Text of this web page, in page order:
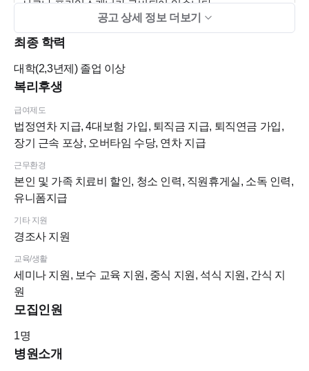
시로나 프라임스캐너가 구비되어 있습니다
원장님을 비롯한 퍼펙트치과의 가족들은 열렬한 환영의 준
비가 되어있으니 주저마시고 지원 부탁드려요^^
공고 상세 정보 더보기
최종 학력
대학(2,3년제)졸업 이상
복리후생
급여제도
법정연차 지급, 4대보험 가입, 퇴직금 지급, 퇴직연금 가입,
장기 근속 포상, 오버타임 수당, 연차 지급
근무환경
본인 및 가족 치료비 할인, 청소 인력, 직원휴게실, 소독 인력,
유니폼지급
기타 지원
경조사 지원
교육/생활
세미나 지원, 보수 교육 지원, 중식 지원, 석식 지원, 간식 지
원
모집인원
1명
병원소개